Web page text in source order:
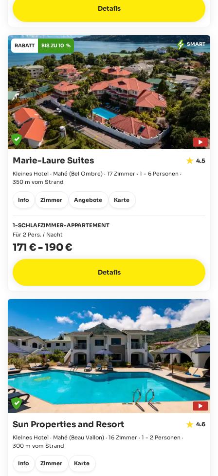
Details
RABATT BIS ZU 10 % SMART
Marie-Laure Suites 4.5
Kleines Hotel · Mahé (Bel Ombre) · 17 Zimmer · 1 - 6 Personen ·
350 m vom Strand
Info Zimmer Angebote Karte
1-SCHLAFZIMMER-APPARTEMENT
Für 2 Pers. / Nacht
171 €-190 €
Details
Sun Properties and Resort 4.6
Kleines Hotel · Mahé (Beau Vallon) · 16 Zimmer · 1 - 2 Personen ·
300 m vom Strand
Info Zimmer Karte